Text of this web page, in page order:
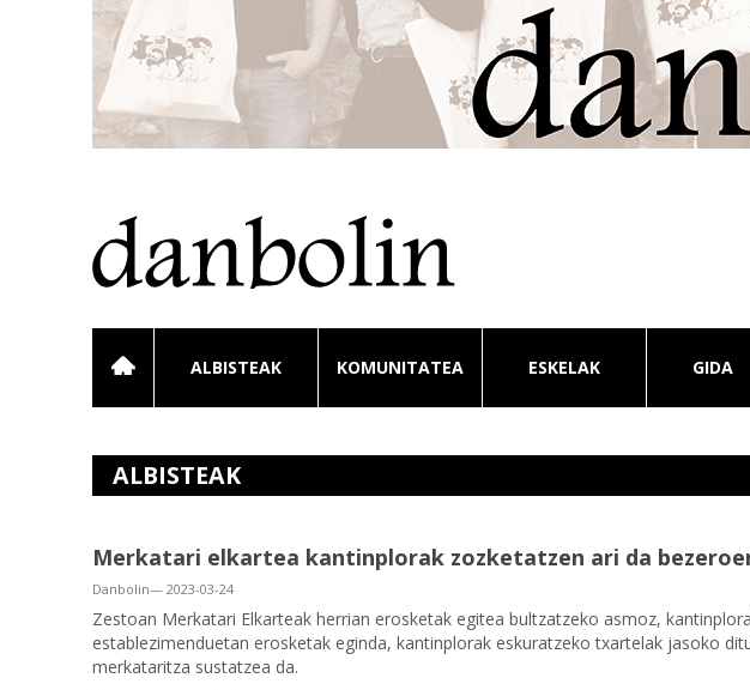
ALBISTEAK KOMUNITATEA ESKELAK GIDA
ALBISTEAK
Merkatari elkartea kantinplorak zozketatzen ari da
Danbolin— 2023-03-24
Zestoan Merkatari Elkarteak herrian erosketak egitea bultzatzeko asmoz,
establezimenduetan erosketak eginda, kantinplorak eskuratzeko txartelak jasoko
merkataritza sustatzea da.